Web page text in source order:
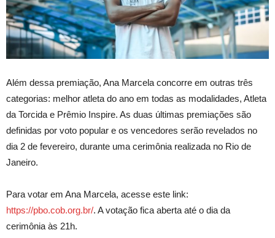
Além dessa premiação, Ana Marcela concorre em outras três
categorias: melhor atleta do ano em todas as modalidades, Atleta
da Torcida e Prêmio Inspire. As duas últimas premiações são
definidas por voto popular e os vencedores serão revelados no
dia 2 de fevereiro, durante uma cerimônia realizada no Rio de
Janeiro.
Para votar em Ana Marcela, acesse este link:
https://pbo.cob.org.br/. A votação fica aberta até o dia da
cerimônia às 21h.